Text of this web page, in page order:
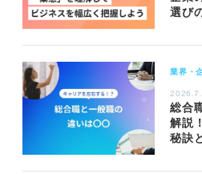
選び
業界・
総合
解説
秘訣